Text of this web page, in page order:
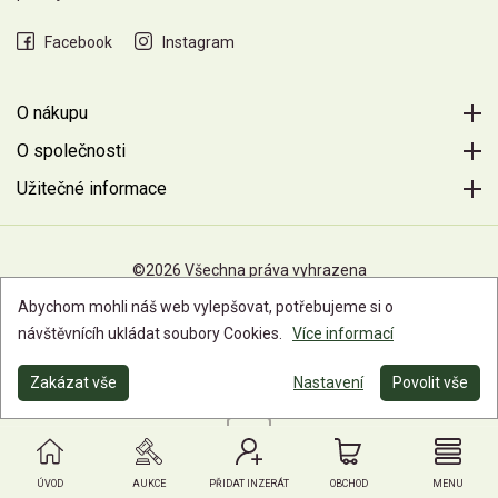
ÚVOD AUKCE PŘIDAT INZERÁT OBCHOD MENU
Facebook Instagram
O nákupu
O společnosti
Užitečné informace
©2026 Všechna práva vyhrazena
Abychom mohli náš web vylepšovat, potřebujeme si o
návštěvnícíh ukládat soubory Cookies.
Více informací
Zakázat vše Nastavení Povolit vše